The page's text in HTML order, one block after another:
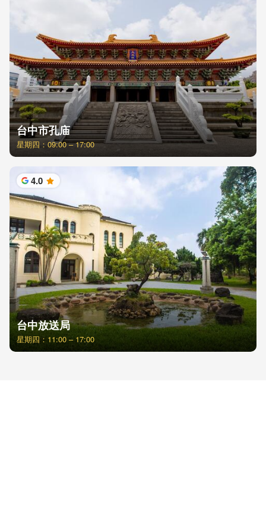
台中市孔庙
星期四：09:00 – 17:00
4.0 星
台中放送局
星期四：11:00 – 17:00